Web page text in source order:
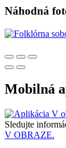
Náhodná
Mobilná
Sledujte
V OBRAZE.